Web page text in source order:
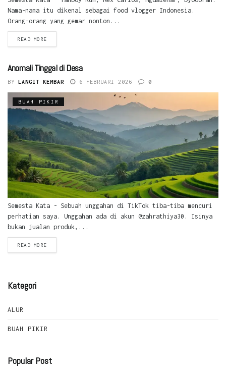
Nama-nama itu dikenal sebagai food vlogger Indonesia.
Orang-orang yang gemar nonton...
READ MORE
Anomali Tinggal di Desa
BY LANGIT KEMBAR 6 FEBRUARI 2026 0
BUAH PIKIR
Semesta Kata - Sebuah unggahan di TikTok tiba-tiba mencuri
perhatian saya. Unggahan ada di akun @zahrathiya30. Isinya
bukan jualan produk,...
READ MORE
Kategori
ALUR
BUAH PIKIR
Popular Post